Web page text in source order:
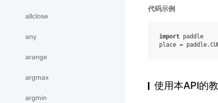
allclose
any
arange
argmax
argmin
代码示例
import paddle
place = paddle.
使用本API的